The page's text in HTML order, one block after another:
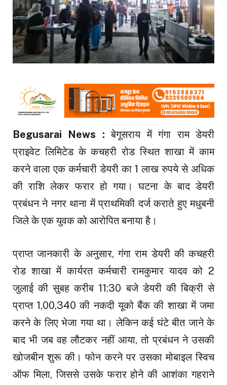
Begusarai News :बेगूसराय में गंगा राम डेयरी
प्राइवेट लिमिटेड के कचहरी रोड स्थित शाखा में काम
करने वाला एक कर्मचारी डेयरी का 1 लाख रुपये से अधिक
की राशि लेकर फरार हो गया। घटना के बाद डेयरी
प्रबंधन ने नगर थाना में प्राथमिकी दर्ज कराते हुए मधुबनी
जिले के एक युवक को आरोपित बनाया है।
प्राप्त जानकारी के अनुसार, गंगा राम डेयरी की कचहरी
रोड शाखा में कार्यरत कर्मचारी रामकुमार यादव को 2
जुलाई की सुबह करीब 11:30 बजे डेयरी की बिक्री से
प्राप्त ₹1,00,340 की नकदी यूको बैंक की शाखा में जमा
करने के लिए भेजा गया था। लेकिन कई घंटे बीत जाने के
बाद भी जब वह लौटकर नहीं आया, तो प्रबंधन ने उसकी
खोजबीन शुरू की। फोन करने पर उसका मोबाइल स्विच
ऑफ मिला, जिससे उसके फरार होने की आशंका गहराने